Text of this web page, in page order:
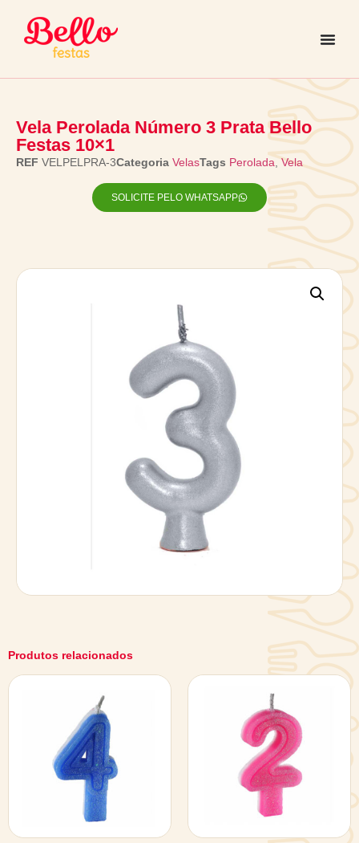
Vela Perolada Número 3 Prata Bello
Festas 10×1
REF VELPELPRA-3Categoria VelasTags Perolada ,Vela
SOLICITE PELO WHATSAPP
Produtos relacionados